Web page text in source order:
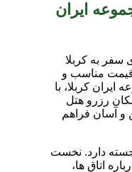
ایران
به کربلا
قیمت مناسب و
کربلا، با
رزرو هتل
و آسان فراهم
دارد. نخست
اتاق ها،